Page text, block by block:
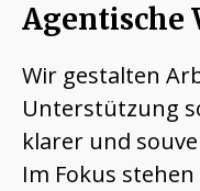
Agentische
Wir gestalten
Unterstützung
klarer und
Im Fokus